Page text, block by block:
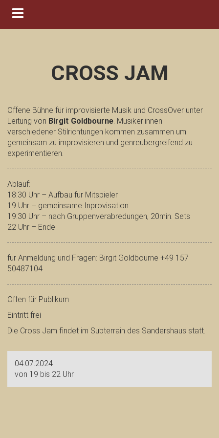
Navigation ein-/ausblenden
CROSS JAM
Offene Bühne für improvisierte Musik und CrossOver unter
Leitung von Birgit Goldbourne. Musiker:innen
verschiedener Stilrichtungen kommen zusammen um
gemeinsam zu improvisieren und genreübergreifend zu
experimentieren.
Ablauf:
18:30 Uhr – Aufbau für Mitspieler
19 Uhr – gemeinsame Inprovisation
19:30 Uhr – nach Gruppenverabredungen, 20min. Sets
22 Uhr – Ende
für Anmeldung und Fragen: Birgit Goldbourne +49 157
50487104
Offen für Publikum
Eintritt frei
Die Cross Jam findet im Subterrain des Sandershaus statt.
04.07.2024
von 19 bis 22 Uhr